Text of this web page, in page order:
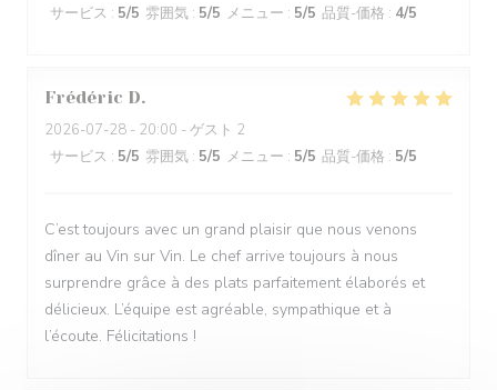
サービス : 5/5 雰囲気 : 5/5 メニュー : 5/5 品質-価格 : 4/5
Frédéric D
2026-07-28 - 20:00 - ゲスト 2
サービス : 5/5 雰囲気 : 5/5 メニュー : 5/5 品質-価格 : 5/5
C’est toujours avec un grand plaisir que nous venons
dîner au Vin sur Vin. Le chef arrive toujours à nous
surprendre grâce à des plats parfaitement élaborés et
délicieux. L’équipe est agréable, sympathique et à
l’écoute. Félicitations !